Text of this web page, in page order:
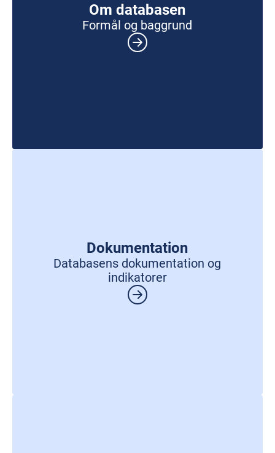
Om databasen
Formål og baggrund
Dokumentation
Databasens dokumentation og
indikatorer